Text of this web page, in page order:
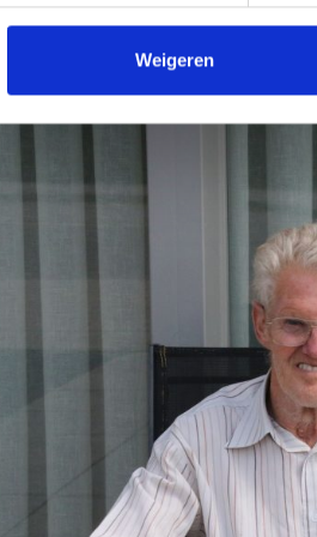
Weigeren
treden, maakte Koos zo bijzonder. Hij
te kunnen zijn bij zijn favoriete eerste
iedereen die hem zo dierbaar was bij